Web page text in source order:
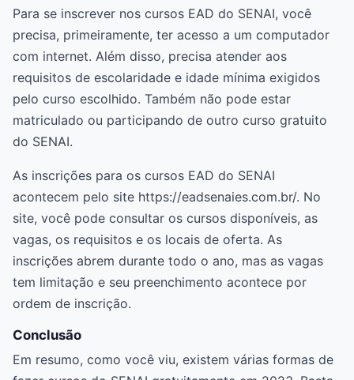
Para se inscrever nos cursos EAD do SENAI, você
precisa, primeiramente, ter acesso a um computador
com internet. Além disso, precisa atender aos
requisitos de escolaridade e idade mínima exigidos
pelo curso escolhido. Também não pode estar
matriculado ou participando de outro curso gratuito
do SENAI.
As inscrições para os cursos EAD do SENAI
acontecem pelo site https://eadsenaies.com.br/. No
site, você pode consultar os cursos disponíveis, as
vagas, os requisitos e os locais de oferta. As
inscrições abrem durante todo o ano, mas as vagas
tem limitação e seu preenchimento acontece por
ordem de inscrição.
Conclusão
Em resumo, como você viu, existem várias formas de